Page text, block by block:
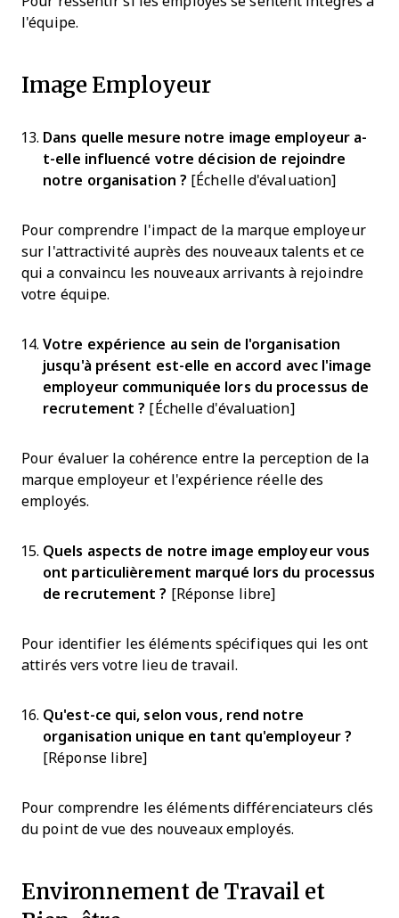
l'équipe.
Image Employeur
Dans quelle mesure notre image employeur a-
t-elle influencé votre décision de rejoindre
notre organisation ? [Échelle d'évaluation]
Pour comprendre l'impact de la marque employeur
sur l'attractivité auprès des nouveaux talents et ce
qui a convaincu les nouveaux arrivants à rejoindre
votre équipe.
Votre expérience au sein de l'organisation
jusqu'à présent est-elle en accord avec l'image
employeur communiquée lors du processus de
recrutement ? [Échelle d'évaluation]
Pour évaluer la cohérence entre la perception de la
marque employeur et l'expérience réelle des
employés.
Quels aspects de notre image employeur vous
ont particulièrement marqué lors du processus
de recrutement ? [Réponse libre]
Pour identifier les éléments spécifiques qui les ont
attirés vers votre lieu de travail.
Qu'est-ce qui, selon vous, rend notre
organisation unique en tant qu'employeur ?
[Réponse libre]
Pour comprendre les éléments différenciateurs clés
du point de vue des nouveaux employés.
Environnement de Travail et